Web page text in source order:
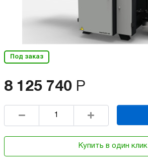
Под заказ
8 125 740 Р
Купить в один клик